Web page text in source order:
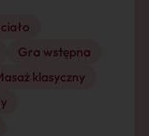
Gra wstępna
klasyczny